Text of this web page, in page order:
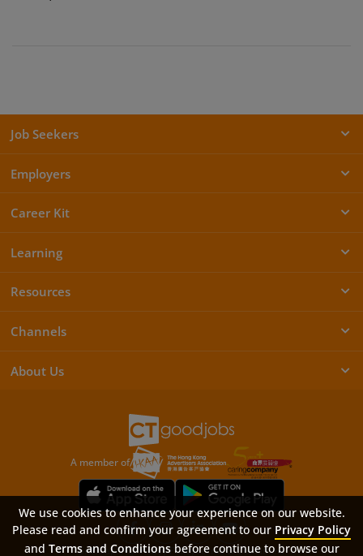
Job Seekers
Employers
Career Kit
Learning
Resources
Channels
About Us
A member of
SitemapFAQPrivacy PolicyTerms & Conditions
We use cookies to enhance your experience on our website.
Please read and confirm your agreement to our Privacy Policy
and Terms and Conditionsbefore continue to browse our